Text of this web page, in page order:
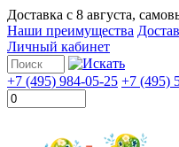
Доставка с 8 августа,
Наши преимущества
Личный кабинет
+7 (495) 984-05-25 +7 (495)